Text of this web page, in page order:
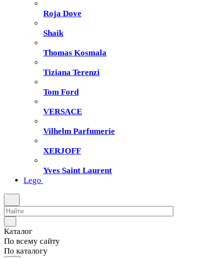
Roja Dove
Shaik
Thomas Kosmala
Tiziana Terenzi
Tom Ford
VERSACE
Vilhelm Parfumerie
XERJOFF
Yves Saint Laurent
Lego
Каталог
По всему сайту
По каталогу